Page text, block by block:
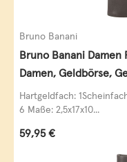
Bruno Banani
Bruno Banani
Damen, Geldbörse,
Leder
Hartgeldfach:
6 Maße: 2,5x17x10...
Regulärer Preis:
59,95 €